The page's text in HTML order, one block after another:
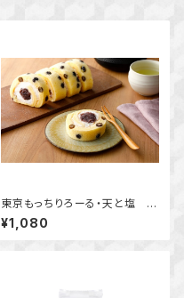
東京もっちりろーる・天と塩 豆
つぶあんクリーム
¥1,080